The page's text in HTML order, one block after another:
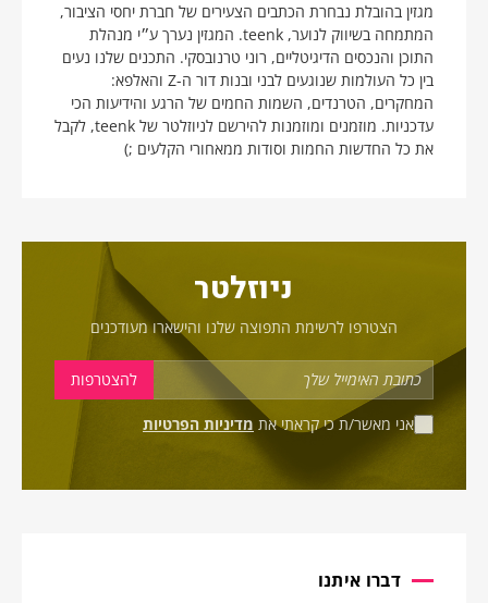
מגזין בהובלת נבחרת הכתבים הצעירים של חברת יחסי הציבור,
המתמחה בשיווק לנוער, teenk. המגזין נערך ע״י מנהלת
התוכן והנכסים הדיגיטליים, רוני טרנובסקי. התכנים שלנו נעים
בין כל העולמות שנוגעים לבני ובנות דור ה-Z והאלפא:
המחקרים, הטרנדים, השמות החמים של הרגע והידיעות הכי
עדכניות. מוזמנים ומוזמנות להירשם לניוזלטר של teenk, לקבל
את כל החדשות החמות וסודות ממאחורי הקלעים ;)
ניוזלטר
הצטרפו לרשימת התפוצה שלנו והישארו מעודכנים
אני מאשר/ת כי קראתי את מדיניות הפרטיות
דברו איתנו